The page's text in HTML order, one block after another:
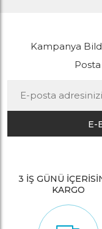
Kampanya
E-
3 İŞ GÜNÜ
KARGO